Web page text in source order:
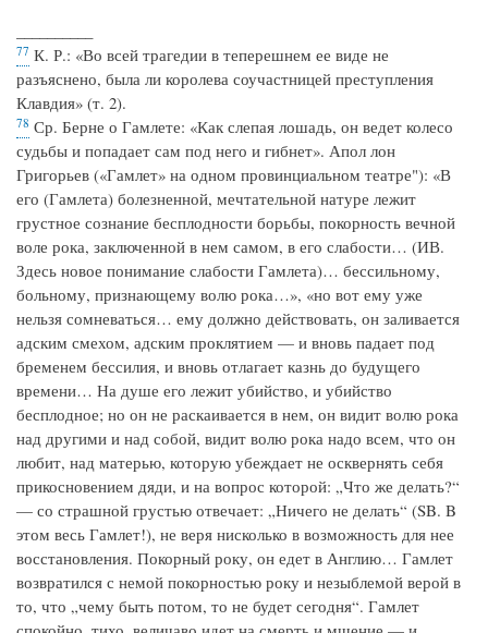
77 К. Р.: «Во всей трагедии в теперешнем ее виде не
разъяснено, была ли королева соучастницей преступления
Клавдия» (т. 2).
78 Ср. Берне о Гамлете: «Как слепая лошадь, он ведет колесо
судьбы и попадает сам под него и гибнет». Апол лон
Григорьев («Гамлет» на одном провинциальном театре"): «В
его (Гамлета) болезненной, мечтательной натуре лежит
грустное сознание бесплодности борьбы, покорность вечной
воле рока, заключенной в нем самом, в его слабости… (ИВ.
Здесь новое понимание слабости Гамлета)… бессильному,
больному, признающему волю рока…», «но вот ему уже
нельзя сомневаться… ему должно действовать, он заливается
адским смехом, адским проклятием — и вновь падает под
бременем бессилия, и вновь отлагает казнь до будущего
времени… На душе его лежит убийство, и убийство
бесплодное; но он не раскаивается в нем, он видит волю рока
над другими и над собой, видит волю рока надо всем, что он
любит, над матерью, которую убеждает не осквернять себя
прикосновением дяди, и на вопрос которой: „Что же делать?“
— со страшной грустью отвечает: „Ничего не делать“ (SB. B
этом весь Гамлет!), не веря нисколько в возможность для нее
восстановления. Покорный року, он едет в Англию… Гамлет
возвратился с немой покорностью року и незыблемой верой в
то, что „чему быть потом, то не будет сегодня“. Гамлет